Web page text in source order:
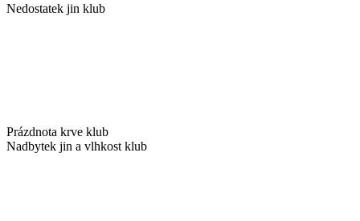
Nedostatek jin klub
Prázdnota krve klub
Nadbytek jin a vlhkost klub